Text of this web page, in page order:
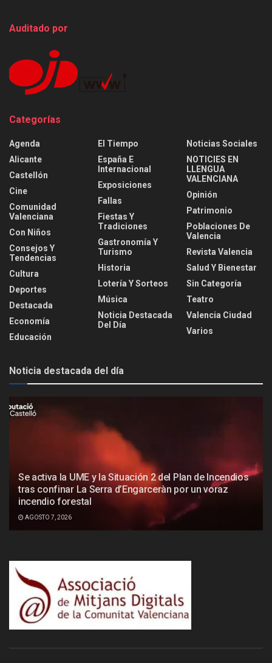
Auditado por
Categorías
Agenda
Alicante
Castellón
Cine
Comunidad
Valenciana
Con Niños
Consejos Y
Tendencias
Cultura
Deportes
Destacada
Economía
Educación
El Tiempo
España E
Internacional
Exposiciones
Fallas
Fiestas Y
Tradiciones
Gastronomía Y
Turismo
Historia
Lotería Y Sorteos
Música
Noticia Destacada
Del Día
Noticias Sociales
NOTICIES EN
LLENGUA
VALENCIANA
Opinión
Patrimonio
Poblaciones De
Valencia
Revista Valencia
Salud Y Bienestar
Sin Categoría
Teatro
Valencia Ciudad
Varios
Noticia destacada del día
Se activa la UME y la Situación 2 del Plan de Incendios
tras confinar La Serra d’Engarceràn por un voraz
incendio forestal
AGOSTO 7, 2026